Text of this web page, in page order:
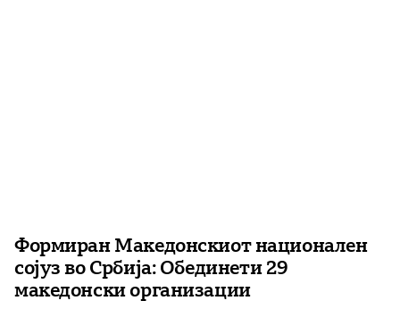
Формиран Македонскиот национален
сојуз во Србија: Обединети 29
македонски организации